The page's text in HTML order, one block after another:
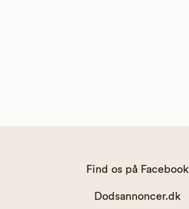
Find os på Facebook
Dodsannoncer.dk